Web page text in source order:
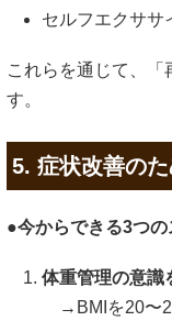
セルフエクササ
これらを通じて、「
す。
5. 症状改善の
●今からできる3つの
体重管理の意識
→BMIを20〜